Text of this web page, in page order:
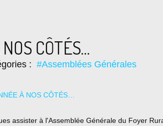
CÔTÉS…
: #Assemblées Générales
assister à l'Assemblée Générale du Foyer